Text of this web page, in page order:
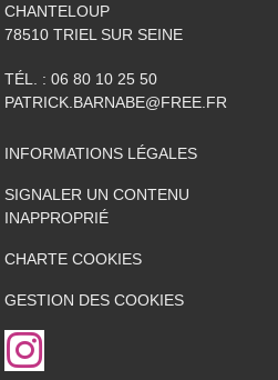
CHANTELOUP
78510 TRIEL SUR SEINE
TÉL. : 06 80 10 25 50
PATRICK.BARNABE@FREE.FR
INFORMATIONS LÉGALES
SIGNALER UN CONTENU
INAPPROPRIÉ
CHARTE COOKIES
GESTION DES COOKIES